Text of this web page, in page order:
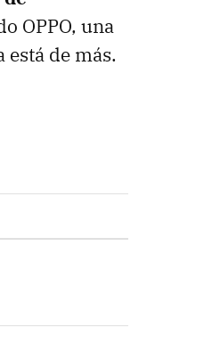
OPPO, una
de más.